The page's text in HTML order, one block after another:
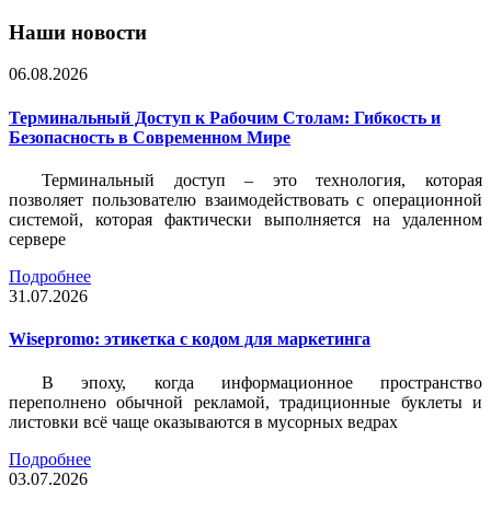
Наши новости
06.08.2026
Терминальный Доступ к Рабочим Столам: Гибкость и
Безопасность в Современном Мире
Терминальный доступ – это технология, которая
позволяет пользователю взаимодействовать с операционной
системой, которая фактически выполняется на удаленном
сервере
Подробнее
31.07.2026
Wisepromo: этикетка c кодом для маркетинга
В эпоху, когда информационное пространство
переполнено обычной рекламой, традиционные буклеты и
листовки всё чаще оказываются в мусорных ведрах
Подробнее
03.07.2026